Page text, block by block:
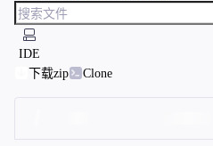
IDE
下载zip
Clone